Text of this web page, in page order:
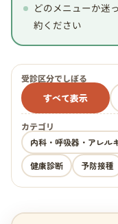
どのメニューか迷
約ください
受診区分でしぼる
すべて表示
カテゴリ
内科・呼吸器・アレル
健康診断
予防接種